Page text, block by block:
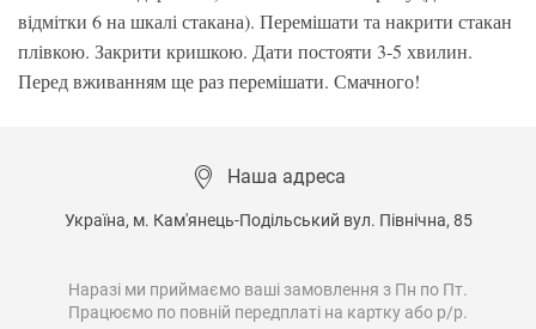
відмітки 6 на шкалі стакана). Перемішати та накрити стакан
плівкою. Закрити кришкою. Дати постояти 3-5 хвилин.
Перед вживанням ще раз перемішати. Смачного!
Наша адреса
Україна, м. Кам'янець-Подільський вул. Північна, 85
Наразі ми приймаємо ваші замовлення з Пн по Пт.
Працюємо по повній передплаті на картку або р/р.